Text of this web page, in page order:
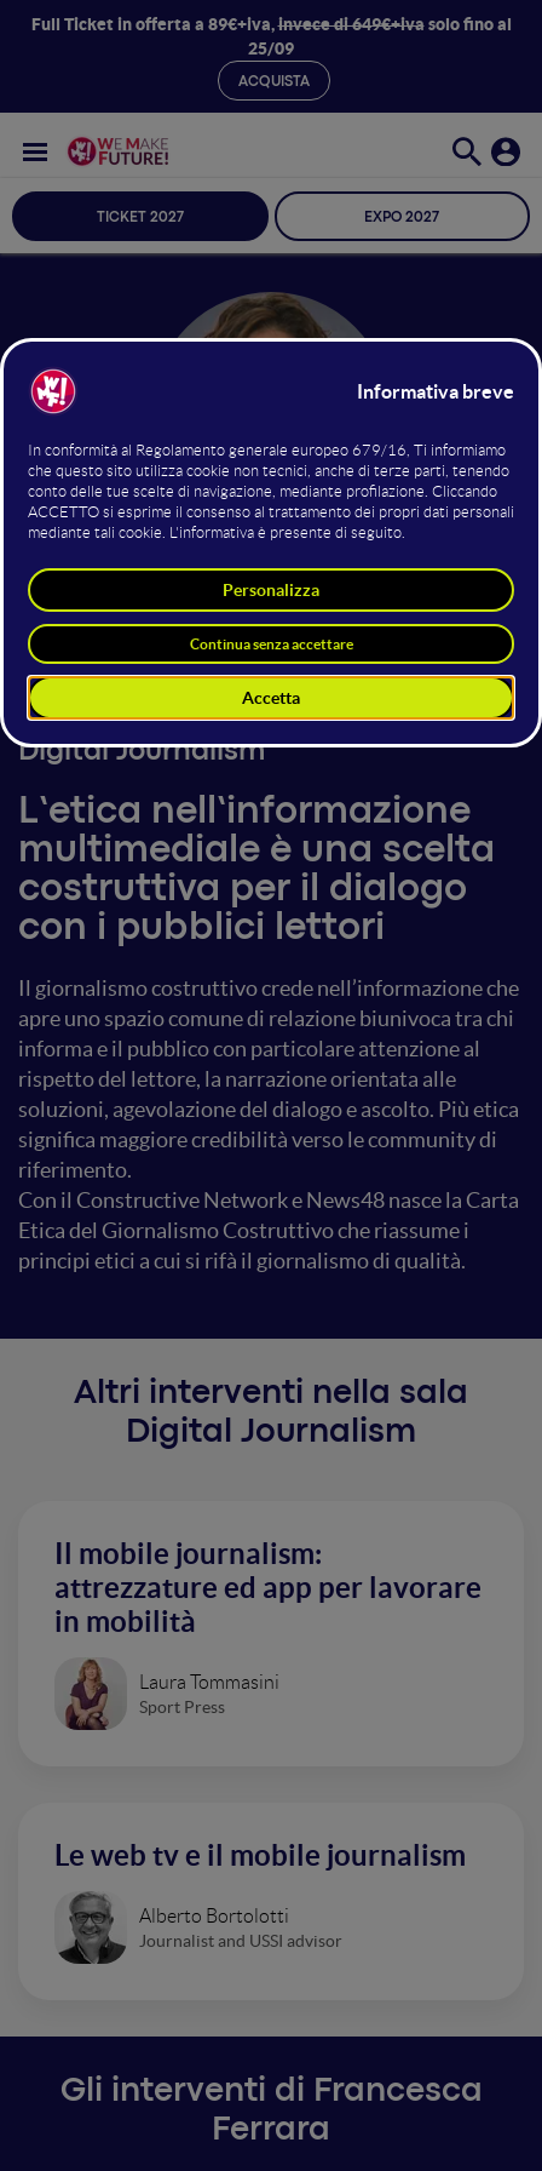
Full Ticket in offerta a 89€+iva,invece di 649€+ivasolo fino al
25/09
ACQUISTA
TICKET 2027 EXPO 2027
News Media Content Creator &
Essayist
@netnewsmaker
17 giugno 202310:20 - 11:00
Digital Journalism
L’etica nell’informazione
multimediale è una scelta
costruttiva per il dialogo
con i pubblici lettori
Il giornalismo costruttivo crede nell’informazione che
apre uno spazio comune di relazione biunivoca tra chi
informa e il pubblico con particolare attenzione al
rispetto del lettore, la narrazione orientata alle
soluzioni, agevolazione del dialogo e ascolto. Più etica
significa maggiore credibilità verso le community di
riferimento.
Con il Constructive Network e News48 nasce la Carta
Etica del Giornalismo Costruttivo che riassume i
principi etici a cui si rifà il giornalismo di qualità.
Altri interventi nella sala
Digital Journalism
Il mobile journalism:
attrezzature ed app per lavorare
in mobilità
Laura Tommasini
Sport Press
Le web tv e il mobile journalism
Alberto Bortolotti
Journalist and USSI advisor
Gli interventi di Francesca
Ferrara